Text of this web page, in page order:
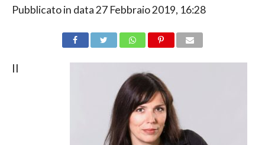
Pubblicato in data27 Febbraio 2019, 16:28
Il